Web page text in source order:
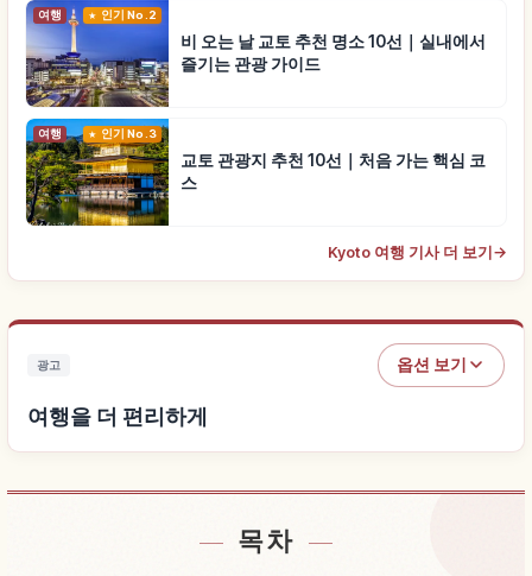
여행 인기 No.2
비 오는 날 교토 추천 명소 10선｜실내에서
즐기는 관광 가이드
여행 인기 No.3
교토 관광지 추천 10선｜처음 가는 핵심 코
스
Kyoto 여행 기사 더 보기 →
광고 옵션 보기
여행을 더 편리하게
숙소 찾기
목차